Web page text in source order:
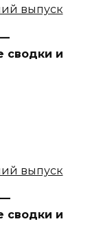
сводки и
—
сводки и